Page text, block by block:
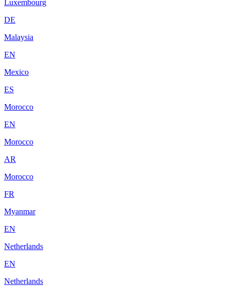
Luxembourg
DE
Malaysia
EN
Mexico
ES
Morocco
EN
Morocco
AR
Morocco
FR
Myanmar
EN
Netherlands
EN
Netherlands